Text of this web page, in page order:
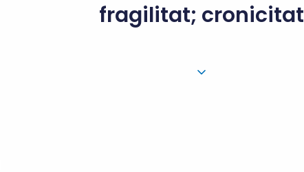
fragilitat; cronicitat